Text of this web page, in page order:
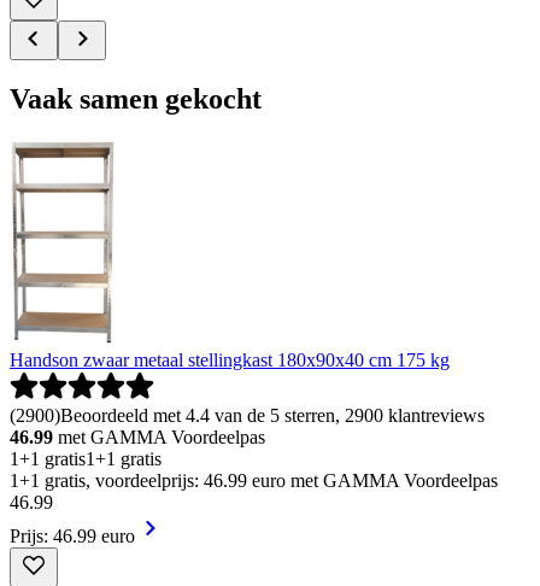
Vaak samen gekocht
Handson zwaar metaal stellingkast 180x90x40 cm 175 kg
(2900)Beoordeeld met 4.4 van de 5 sterren, 2900 klantreviews
46.99 met GAMMA Voordeelpas
1+1 gratis1+1 gratis
1+1 gratis, voordeelprijs: 46.99 euro met GAMMA Voordeelpas
46.99
Prijs: 46.99 euro